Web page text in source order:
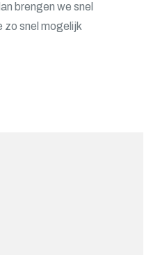
brengen we snel
zo snel mogelijk